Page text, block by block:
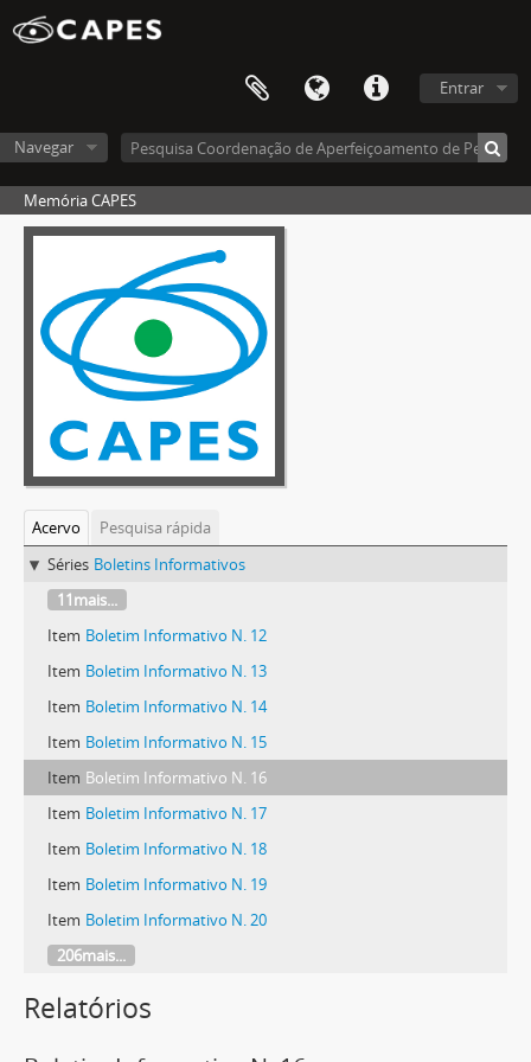
Entrar
Navegar
Memória CAPES
Acervo
Pesquisa rápida
Séries Boletins Informativos
11mais...
Item Boletim Informativo N. 12
Item Boletim Informativo N. 13
Item Boletim Informativo N. 14
Item Boletim Informativo N. 15
Item Boletim Informativo N. 16
Item Boletim Informativo N. 17
Item Boletim Informativo N. 18
Item Boletim Informativo N. 19
Item Boletim Informativo N. 20
206mais...
Relatórios